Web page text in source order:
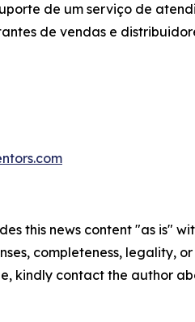
de um serviço de
de vendas e
this news content "as is"
completeness, legality,
kindly contact the author